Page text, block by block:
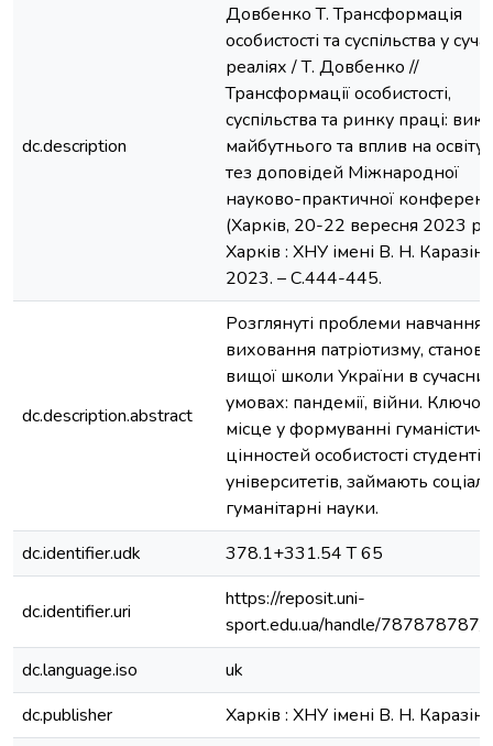
dc.description
Довбенко Т. Трансформація
особистості та суспільства у
реаліях / Т. Довбенко //
Трансформації особистості,
суспільства та ринку праці:
майбутнього та вплив на
тез доповідей Міжнародної
науково-практичної
(Харків, 20-22 вересня 2023
Харків : ХНУ імені В. Н.
2023. – С.444-445.
dc.description.abstract
Розглянуті проблеми навчання,
виховання патріотизму,
вищої школи України в
умовах: пандемії, війни.
місце у формуванні
цінностей особистості студентів
університетів, займають
гуманітарні науки.
dc.identifier.udk
378.1+331.54 Т 65
dc.identifier.uri
https://reposit.uni-
sport.edu.ua/handle/
dc.language.iso
uk
dc.publisher
Харків : ХНУ імені В. Н. Каразіна